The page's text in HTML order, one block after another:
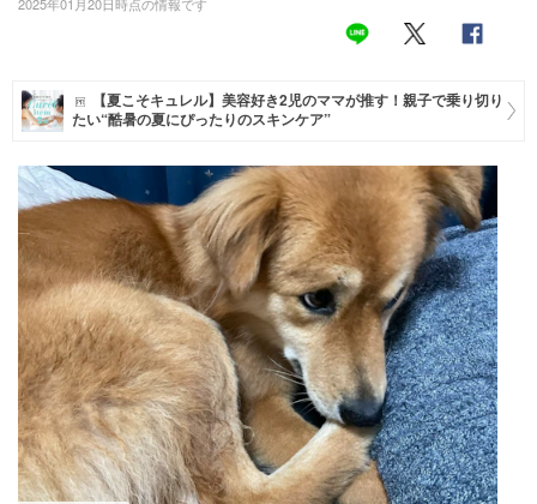
美容・ファッション
住まい
マネー
トレンド・イベント
【夏こそキュレル】美容好き2児のママが推す！親子で乗り切り
たい“酷暑の夏にぴったりのスキンケア”